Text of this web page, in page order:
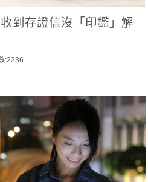
到存證信沒「印鑑」解
:2236